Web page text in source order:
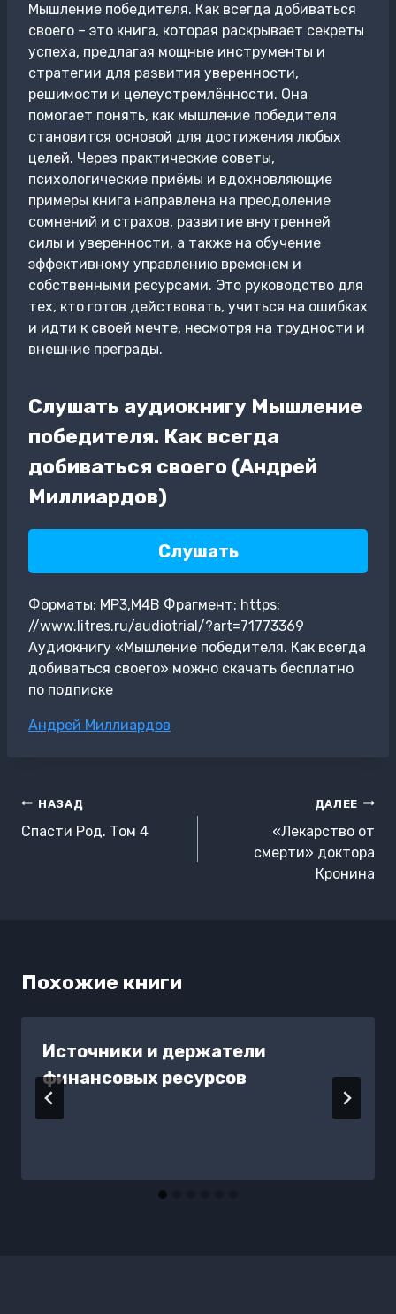
Мышление победителя. Как всегда добиваться
своего – это книга, которая раскрывает секреты
успеха, предлагая мощные инструменты и
стратегии для развития уверенности,
решимости и целеустремлённости. Она
помогает понять, как мышление победителя
становится основой для достижения любых
целей. Через практические советы,
психологические приёмы и вдохновляющие
примеры книга направлена на преодоление
сомнений и страхов, развитие внутренней
силы и уверенности, а также на обучение
эффективному управлению временем и
собственными ресурсами. Это руководство для
тех, кто готов действовать, учиться на ошибках
и идти к своей мечте, несмотря на трудности и
внешние преграды.
Слушать аудиокнигу Мышление
победителя. Как всегда
добиваться своего (Андрей
Миллиардов)
Слушать
Форматы: MP3,M4B Фрагмент: https:
//www.litres.ru/audiotrial/?art=71773369
Аудиокнигу «Мышление победителя. Как всегда
добиваться своего» можно скачать бесплатно
по подписке
Метки
Андрей Миллиардов
Навигация
по
НАЗАД
Спасти Род. Том 4
ДАЛЕЕ
«Лекарство от
смерти» доктора
Кронина
Похожие книги
Источники и держатели
финансовых ресурсов